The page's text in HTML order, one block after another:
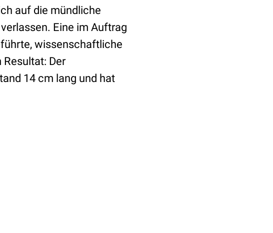
auf die mündliche
Eine im Auftrag
wissenschaftliche
Resultat: Der
14 cm lang und hat